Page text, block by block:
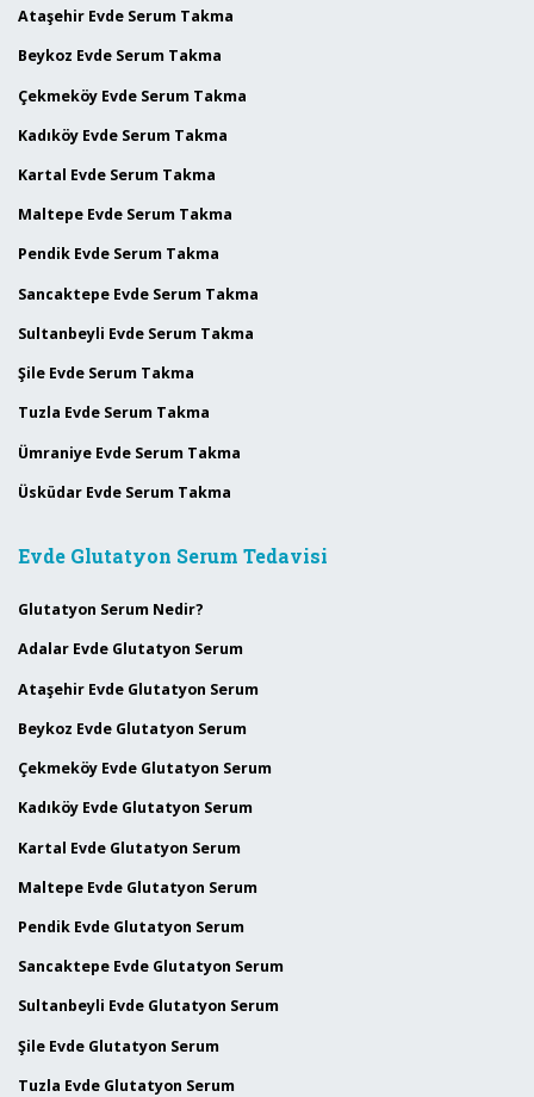
Ataşehir Evde Serum Takma
Beykoz Evde Serum Takma
Çekmeköy Evde Serum Takma
Kadıköy Evde Serum Takma
Kartal Evde Serum Takma
Maltepe Evde Serum Takma
Pendik Evde Serum Takma
Sancaktepe Evde Serum Takma
Sultanbeyli Evde Serum Takma
Şile Evde Serum Takma
Tuzla Evde Serum Takma
Ümraniye Evde Serum Takma
Üsküdar Evde Serum Takma
Evde Glutatyon Serum Tedavisi
Glutatyon Serum Nedir?
Adalar Evde Glutatyon Serum
Ataşehir Evde Glutatyon Serum
Beykoz Evde Glutatyon Serum
Çekmeköy Evde Glutatyon Serum
Kadıköy Evde Glutatyon Serum
Kartal Evde Glutatyon Serum
Maltepe Evde Glutatyon Serum
Pendik Evde Glutatyon Serum
Sancaktepe Evde Glutatyon Serum
Sultanbeyli Evde Glutatyon Serum
Şile Evde Glutatyon Serum
Tuzla Evde Glutatyon Serum